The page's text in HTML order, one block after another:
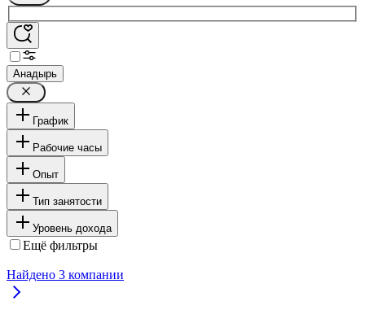
Анадырь
График
Рабочие часы
Опыт
Тип занятости
Уровень дохода
Ещё фильтры
Найдено 3 компании